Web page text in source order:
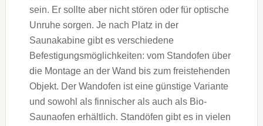
sein. Er sollte aber nicht stören oder für optische
Unruhe sorgen. Je nach Platz in der
Saunakabine gibt es verschiedene
Befestigungsmöglichkeiten: vom Standofen über
die Montage an der Wand bis zum freistehenden
Objekt. Der Wandofen ist eine günstige Variante
und sowohl als finnischer als auch als Bio-
Saunaofen erhältlich. Standöfen gibt es in vielen